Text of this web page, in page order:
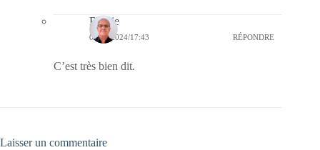
Bernie
05/11/2024/17:43 RÉPONDRE
C’est très bien dit.
Laisser un commentaire